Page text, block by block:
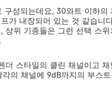
성되는데요, 30와트 이하의
가 내장되어 있는 것 같습니
위 기종들은 그런 선택 스
더 스타일의 클린 채널이고 채
의 채널에 9dB까지의 부스